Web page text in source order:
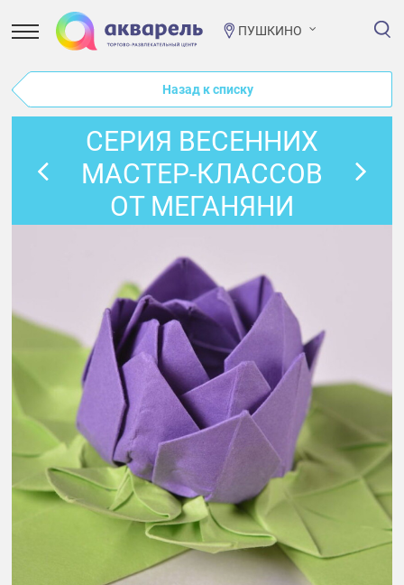
ПУШКИНО
Назад к списку
СЕРИЯ ВЕСЕННИХ
МАСТЕР-КЛАССОВ
ОТ МЕГАНЯНИ